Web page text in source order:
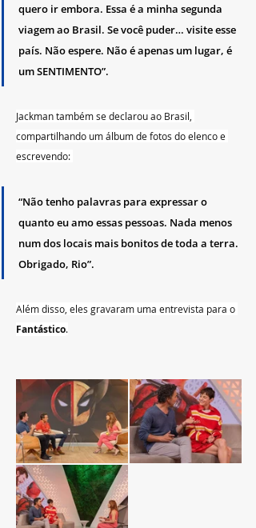
quero ir embora. Essa é a minha segunda
viagem ao Brasil. Se você puder… visite esse
país. Não espere. Não é apenas um lugar, é
um SENTIMENTO”.
Jackman também se declarou ao Brasil,
compartilhando um álbum de fotos do elenco e
escrevendo:
“Não tenho palavras para expressar o
quanto eu amo essas pessoas. Nada menos
num dos locais mais bonitos de toda a terra.
Obrigado, Rio”.
Além disso, eles gravaram uma entrevista para o
Fantástico.